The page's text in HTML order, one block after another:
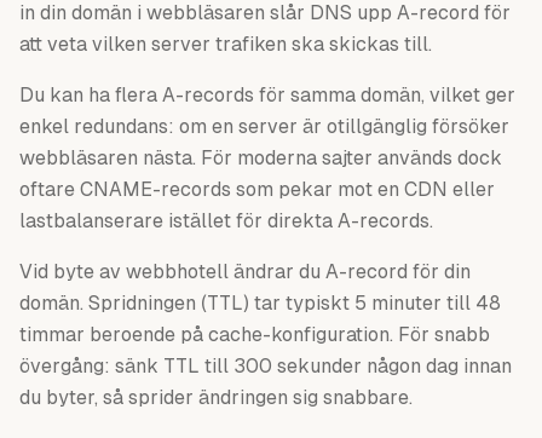
in din domän i webbläsaren slår DNS upp A-record för
att veta vilken server trafiken ska skickas till.
Du kan ha flera A-records för samma domän, vilket ger
enkel redundans: om en server är otillgänglig försöker
webbläsaren nästa. För moderna sajter används dock
oftare CNAME-records som pekar mot en CDN eller
lastbalanserare istället för direkta A-records.
Vid byte av webbhotell ändrar du A-record för din
domän. Spridningen (TTL) tar typiskt 5 minuter till 48
timmar beroende på cache-konfiguration. För snabb
övergång: sänk TTL till 300 sekunder någon dag innan
du byter, så sprider ändringen sig snabbare.